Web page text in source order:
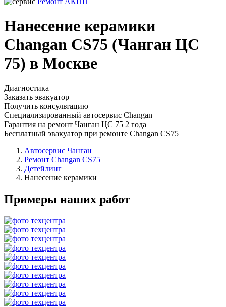
Нанесение керамики
Changan CS75 (Чанган ЦС
75) в Москве
Диагностика
Заказать эвакуатор
Получить консультацию
Специализированный автосервис Changan
Гарантия на ремонт Чанган ЦС 75 2 года
Бесплатный эвакуатор при ремонте Changan CS75
Автосервис Чанган
Ремонт Changan CS75
Детейлинг
Нанесение керамики
Примеры наших работ